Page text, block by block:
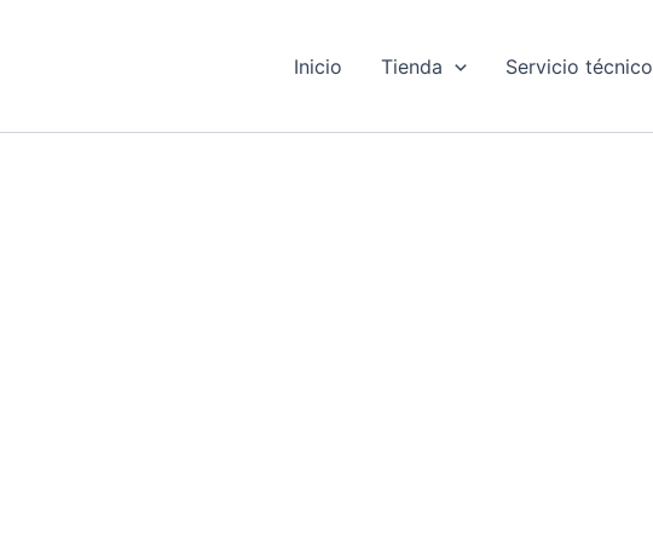
Inicio Tienda Servicio técnico